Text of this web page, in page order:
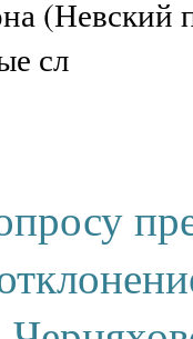
(Невский
сл